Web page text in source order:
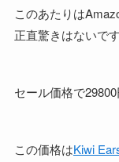
このあたりは
正直驚きはないです
セール価格で
この価格はKiwi